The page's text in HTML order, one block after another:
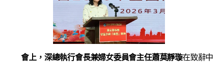
會上，深總執行會長兼婦女委員會主任蕭莫靜璇在致辭中